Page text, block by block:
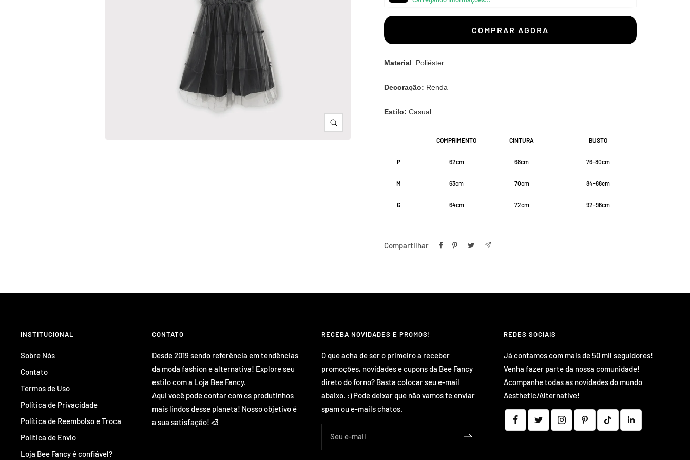
Zoom
COMPRAR AGORA
Material: Poliéster
Decoração: Renda
Estilo: Casual
COMPRIMENTO CINTURA BUSTO
P 62cm 68cm 76-80cm
M 63cm 70cm 84-88cm
G 64cm 72cm 92-96cm
Compartilhar
INSTITUCIONAL
Sobre Nós
Contato
Termos de Uso
Política de Privacidade
Política de Reembolso e Troca
Política de Envio
Loja Bee Fancy é confiável?
CONTATO
Desde 2019 sendo referência em tendências
da moda fashion e alternativa! Explore seu
estilo com a Loja Bee Fancy.
Aqui você pode contar com os produtinhos
mais lindos desse planeta! Nosso objetivo é
a sua satisfação! <3
RECEBA NOVIDADES E PROMOS!
O que acha de ser o primeiro a receber
promoções, novidades e cupons da Bee Fancy
direto do forno? Basta colocar seu e-mail
abaixo. :) Pode deixar que não vamos te enviar
spam ou e-mails chatos.
Seu e-mail
REDES SOCIAIS
Já contamos com mais de 50 mil seguidores!
Venha fazer parte da nossa comunidade!
Acompanhe todas as novidades do mundo
Aesthetic/Alternative!